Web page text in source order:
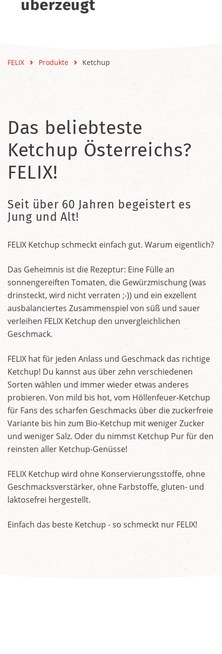
überzeugt
FELIX Produkte Ketchup
Das beliebteste
Ketchup Österreichs?
FELIX!
Seit über 60 Jahren begeistert es
Jung und Alt!
FELIX Ketchup schmeckt einfach gut. Warum eigentlich?
Das Geheimnis ist die Rezeptur: Eine Fülle an
sonnengereiften Tomaten, die Gewürzmischung (was
drinsteckt, wird nicht verraten ;-)) und ein exzellent
ausbalanciertes Zusammenspiel von süß und sauer
verleihen FELIX Ketchup den unvergleichlichen
Geschmack.
FELIX hat für jeden Anlass und Geschmack das richtige
Ketchup! Du kannst aus über zehn verschiedenen
Sorten wählen und immer wieder etwas anderes
probieren. Von mild bis hot, vom Höllenfeuer-Ketchup
für Fans des scharfen Geschmacks über die zuckerfreie
Variante bis hin zum Bio-Ketchup mit weniger Zucker
und weniger Salz. Oder du nimmst Ketchup Pur für den
reinsten aller Ketchup-Genüsse!
FELIX Ketchup wird ohne Konservierungsstoffe, ohne
Geschmacksverstärker, ohne Farbstoffe, gluten- und
laktosefrei hergestellt.
Einfach das beste Ketchup - so schmeckt nur FELIX!